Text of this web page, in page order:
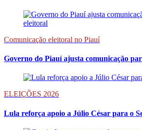
Comunicação eleitoral no Piauí
Governo do Piauí ajusta comunicação
ELEIÇÕES 2026
Lula reforça apoio a Júlio César para o